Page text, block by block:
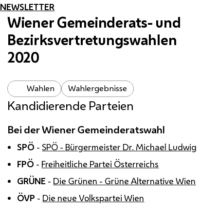
NEWSLETTER
Wiener Gemeinderats- und
Bezirksvertretungswahlen
2020
Wahlen Wahlergebnisse
Kandidierende Parteien
Bei der Wiener Gemeinderatswahl
SPÖ -SPÖ - Bürgermeister Dr. Michael Ludwig
FPÖ - Freiheitliche Partei Österreichs
GRÜNE - Die Grünen - Grüne Alternative Wien
ÖVP - Die neue Volkspartei Wien